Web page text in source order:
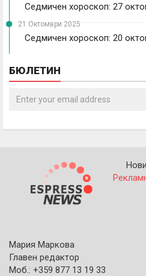
Седмичен хороскоп: 27
21 Октомври 2025
Седмичен хороскоп: 20
БЮЛЕТИН
Мария Маркова
Главен редактор
Моб.: +359 877 13 19 33